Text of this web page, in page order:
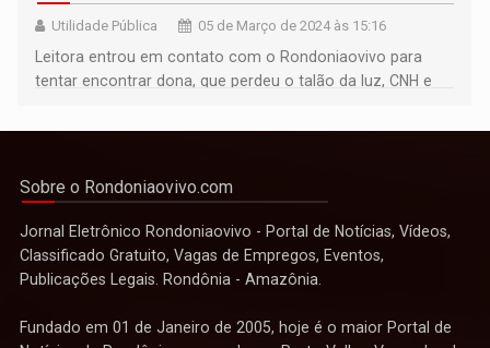
Utilidade Pública 05 de Março de 2024 às 15:16
Leitora entrou em contato com o Rondoniaovivo para
tentar encontrar dona, que perdeu o talão da luz, CNH e
Sobre o Rondoniaovivo.com
Jornal Eletrônico Rondoniaovivo - Portal de Notícias, Vídeos,
Classificado Gratuito, Vagas de Empregos, Eventos,
Publicações Legais. Rondônia - Amazônia.
Fundado em 01 de Janeiro de 2005, hoje é o maior Portal de